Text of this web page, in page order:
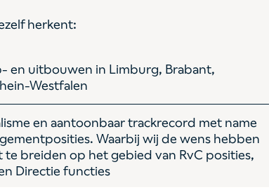
herkent:
en uitbouwen in Limburg, Brabant,
Westfalen
en aantoonbaar trackrecord met name
Waarbij wij de wens hebben
breiden op het gebied van RvC posities,
Directie functies